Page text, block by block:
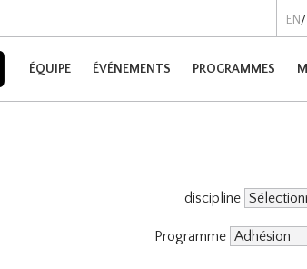
EN/
ÉQUIPE ÉVÉNEMENTS PROGRAMMES
discipline
Programme